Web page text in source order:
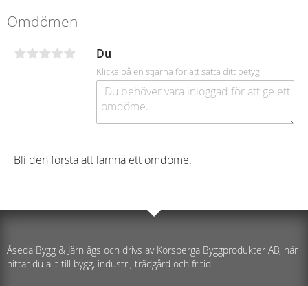
Omdömen
Du
Klicka på en stjärna för att sätta ditt betyg
Bli den första att lämna ett omdöme.
Åseda Bygg & Järn ägs och drivs av Korsberga Byggprodukter AB, här
hittar du allt till bygg, industri, trädgård och fritid.